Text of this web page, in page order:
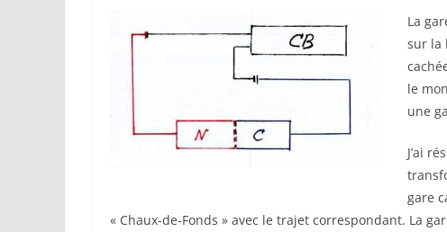
La
sur la
le
une
J’ai
gare
« Chaux-de-Fonds » avec le trajet correspondant. La